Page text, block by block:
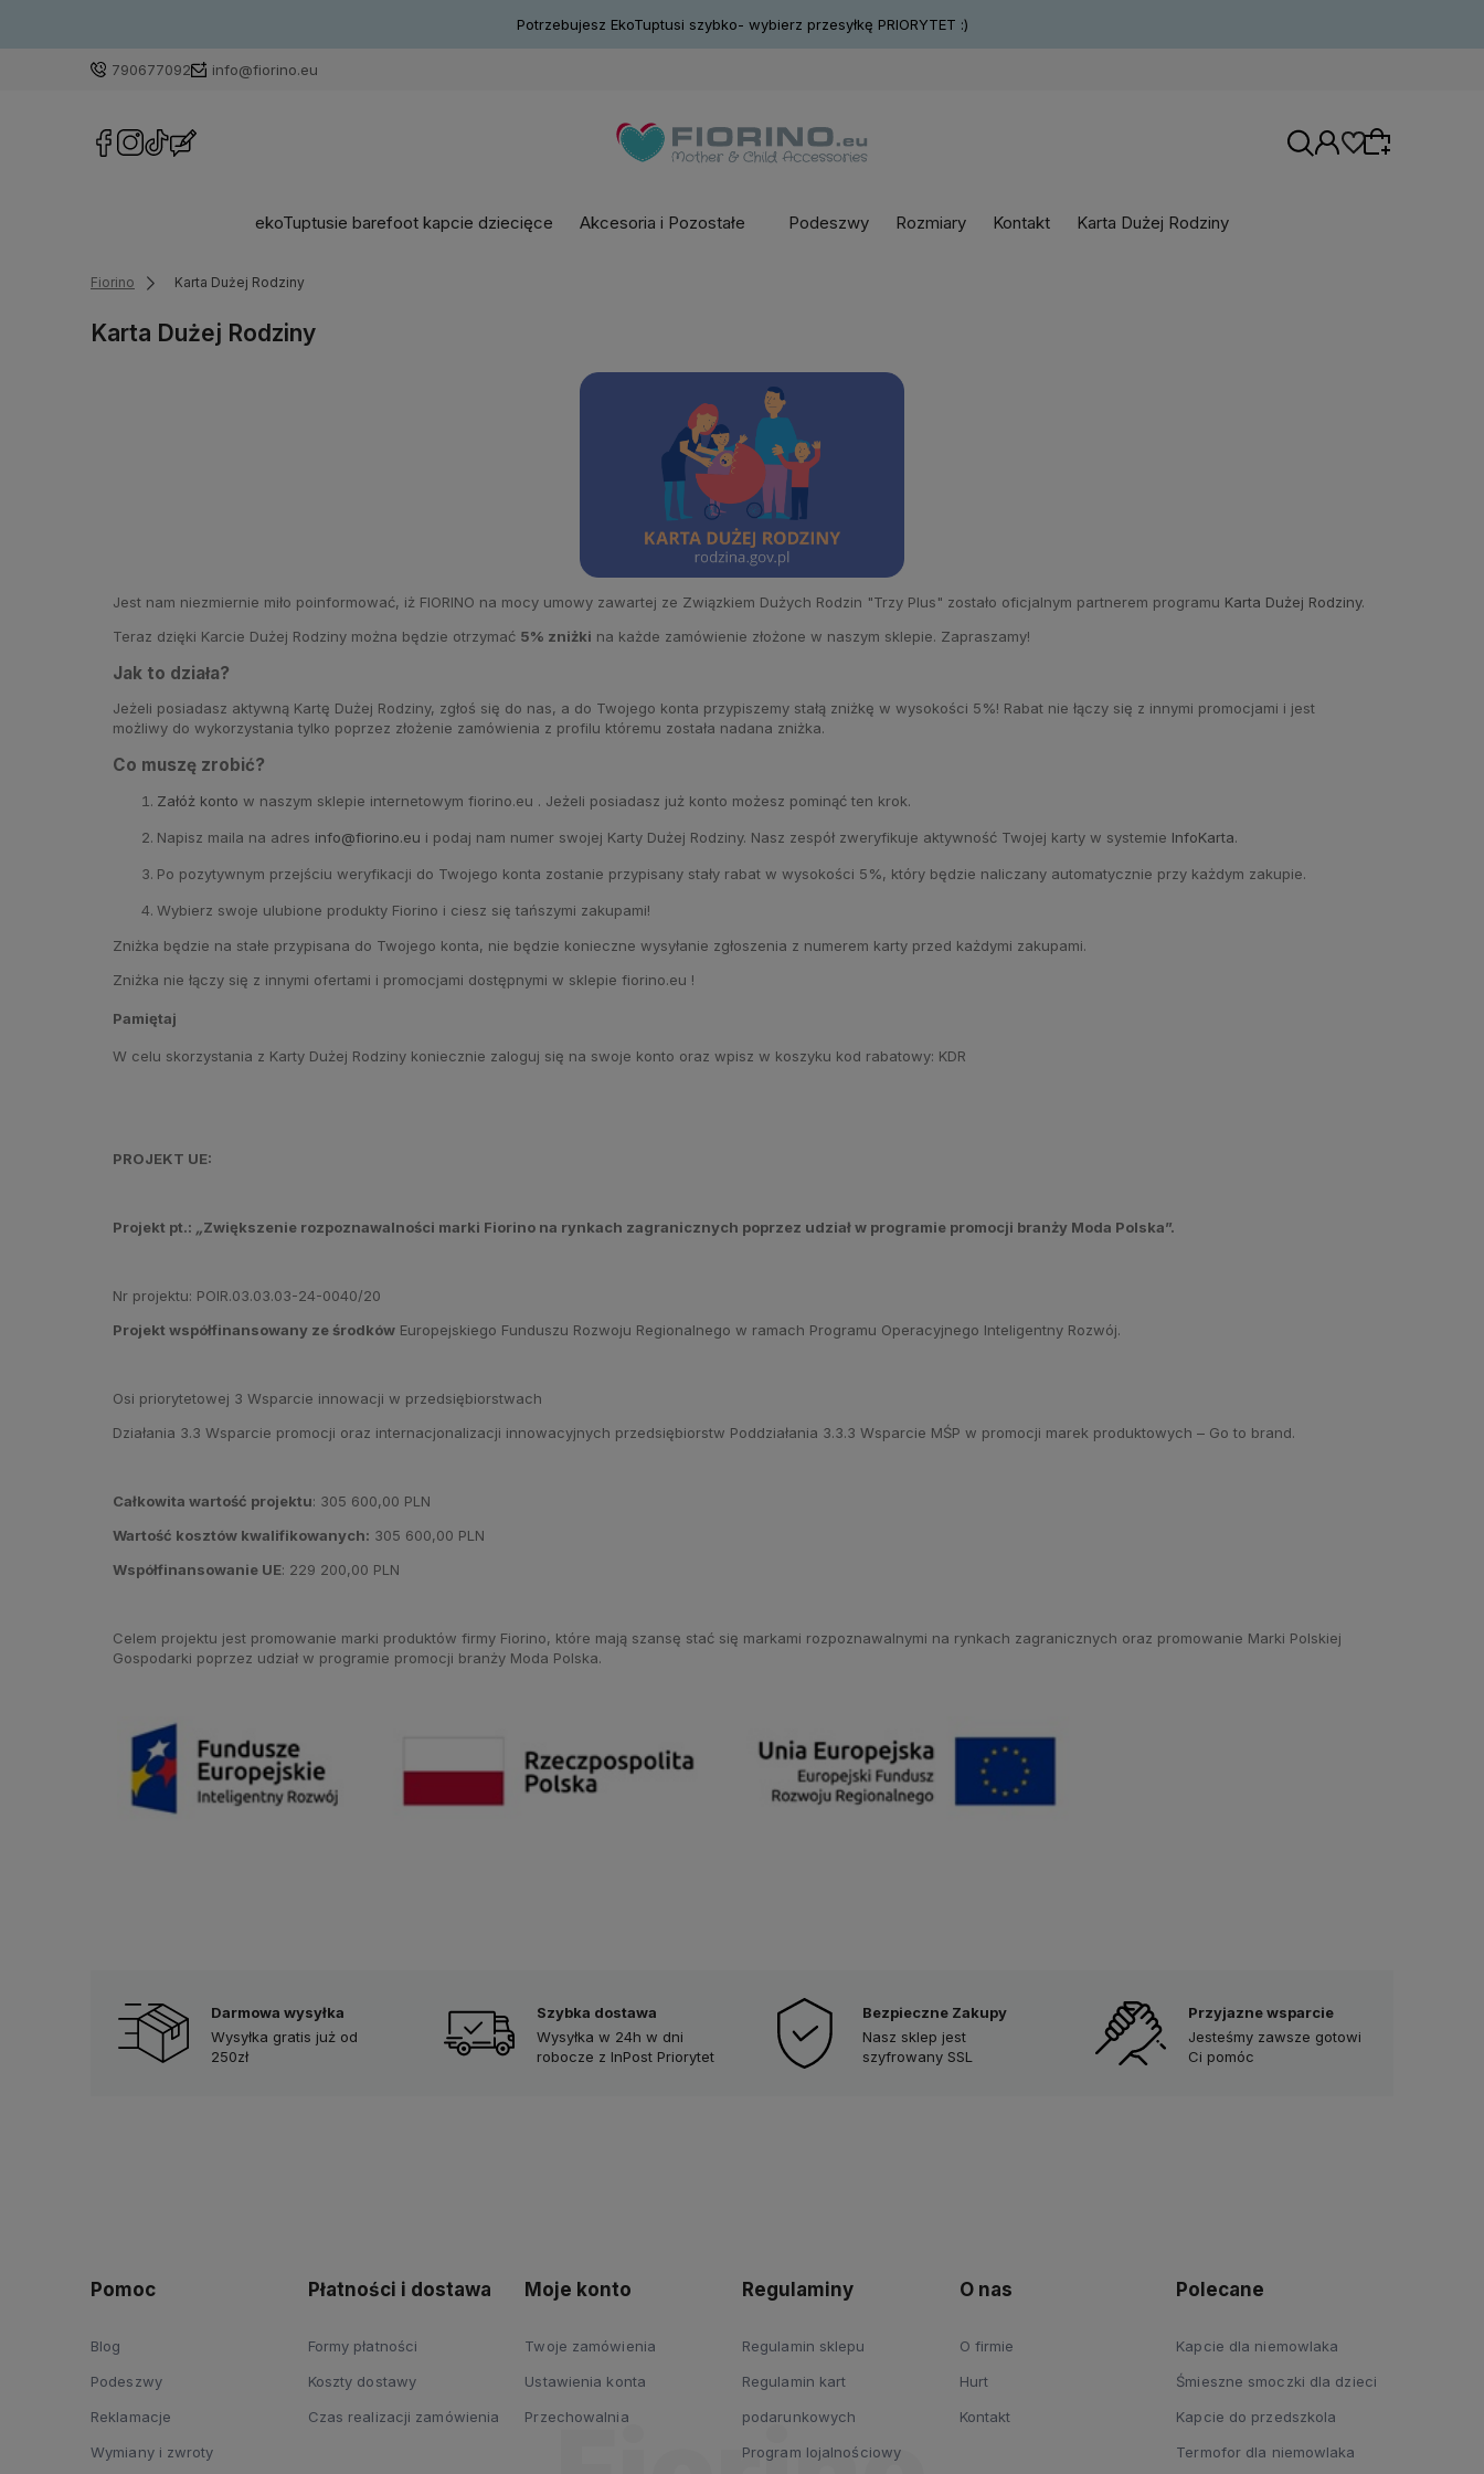
Potrzebujesz EkoTuptusi szybko- wybierz przesyłkę PRIORYTET :)
790677092 info@fiorino.eu
ekoTuptusie barefoot kapcie dziecięce Akcesoria i Pozostałe Podeszwy Rozmiary Kontakt Karta Dużej Rodziny
Fiorino Karta Dużej Rodziny
Karta Dużej Rodziny
Jest nam niezmiernie miło poinformować, iż FIORINO na mocy umowy zawartej ze Związkiem Dużych Rodzin "Trzy Plus" zostało oficjalnym partnerem programu Karta Dużej Rodziny.
Teraz dzięki Karcie Dużej Rodziny można będzie otrzymać 5% zniżki na każde zamówienie złożone w naszym sklepie. Zapraszamy!
Jak to działa?
Jeżeli posiadasz aktywną Kartę Dużej Rodziny, zgłoś się do nas, a do Twojego konta przypiszemy stałą zniżkę w wysokości 5%! Rabat nie łączy się z innymi promocjami i jest
możliwy do wykorzystania tylko poprzez złożenie zamówienia z profilu któremu została nadana zniżka.
Co muszę zrobić?
Załóż konto w naszym sklepie internetowym fiorino.eu . Jeżeli posiadasz już konto możesz pominąć ten krok.
Napisz maila na adres info@fiorino.eu i podaj nam numer swojej Karty Dużej Rodziny. Nasz zespół zweryfikuje aktywność Twojej karty w systemie InfoKarta.
Po pozytywnym przejściu weryfikacji do Twojego konta zostanie przypisany stały rabat w wysokości 5%, który będzie naliczany automatycznie przy każdym zakupie.
Wybierz swoje ulubione produkty Fiorino i ciesz się tańszymi zakupami!
Zniżka będzie na stałe przypisana do Twojego konta, nie będzie konieczne wysyłanie zgłoszenia z numerem karty przed każdymi zakupami.
Zniżka nie łączy się z innymi ofertami i promocjami dostępnymi w sklepie fiorino.eu !
Pamiętaj
W celu skorzystania z Karty Dużej Rodziny koniecznie zaloguj się na swoje konto oraz wpisz w koszyku kod rabatowy: KDR
PROJEKT UE:
Projekt pt.: „Zwiększenie rozpoznawalności marki Fiorino na rynkach zagranicznych poprzez udział w programie promocji branży Moda Polska”.
Nr projektu: POIR.03.03.03-24-0040/20
Projekt współfinansowany ze środków Europejskiego Funduszu Rozwoju Regionalnego w ramach Programu Operacyjnego Inteligentny Rozwój.
Osi priorytetowej 3 Wsparcie innowacji w przedsiębiorstwach
Działania 3.3 Wsparcie promocji oraz internacjonalizacji innowacyjnych przedsiębiorstw Poddziałania 3.3.3 Wsparcie MŚP w promocji marek produktowych – Go to brand.
Całkowita wartość projektu: 305 600,00 PLN
Wartość kosztów kwalifikowanych: 305 600,00 PLN
Współfinansowanie UE: 229 200,00 PLN
Celem projektu jest promowanie marki produktów firmy Fiorino, które mają szansę stać się markami rozpoznawalnymi na rynkach zagranicznych oraz promowanie Marki Polskiej
Gospodarki poprzez udział w programie promocji branży Moda Polska.
Darmowa wysyłka
Wysyłka gratis już od
250zł
Szybka dostawa
Wysyłka w 24h w dni
robocze z InPost Priorytet
Bezpieczne Zakupy
Nasz sklep jest
szyfrowany SSL
Przyjazne wsparcie
Jesteśmy zawsze gotowi
Ci pomóc
Pomoc
Blog
Podeszwy
Reklamacje
Wymiany i zwroty
Płatności i dostawa
Formy płatności
Koszty dostawy
Czas realizacji zamówienia
Moje konto
Twoje zamówienia
Ustawienia konta
Przechowalnia
Regulaminy
Regulamin sklepu
Regulamin kart
podarunkowych
Program lojalnościowy
O nas
O firmie
Hurt
Kontakt
Polecane
Kapcie dla niemowlaka
Śmieszne smoczki dla dzieci
Kapcie do przedszkola
Termofor dla niemowlaka